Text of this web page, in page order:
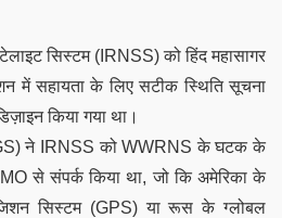
सिस्टम (IRNSS) को हिंद महासागर
में सहायता के लिए सटीक स्थिति सूचना
किया गया था।
ने IRNSS को WWRNS के घटक के
से संपर्क किया था, जो कि अमेरिका के
सिस्टम (GPS) या रूस के ग्लोबल